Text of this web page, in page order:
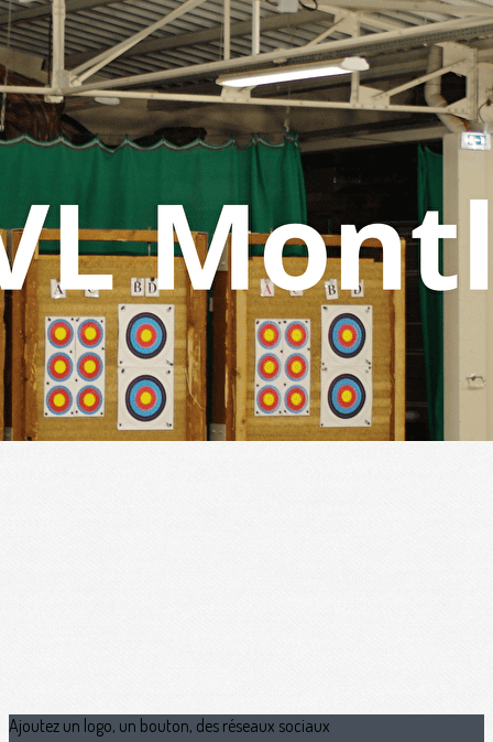
Menu
>
Compétitions
Galerie photos
Un Été pour tous - 2009 - 2019
Animations Compagnie - Tir du Roy
?>
Images de la page d'accueil
Cliquez pour éditer
Ajoutez un logo, un bouton, des réseaux sociaux